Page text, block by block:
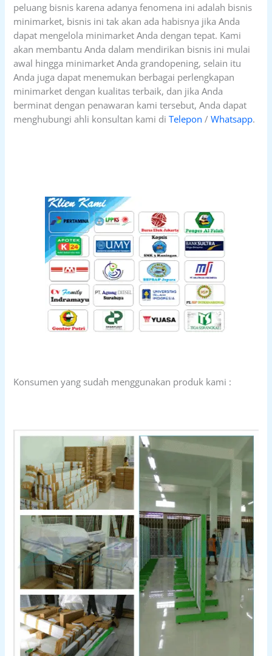
peluang bisnis karena adanya fenomena ini adalah bisnis
minimarket, bisnis ini tak akan ada habisnya jika Anda
dapat mengelola minimarket Anda dengan tepat. Kami
akan membantu Anda dalam mendirikan bisnis ini mulai
awal hingga minimarket Anda grandopening, selain itu
Anda juga dapat menemukan berbagai perlengkapan
minimarket dengan kualitas terbaik, dan jika Anda
berminat dengan penawaran kami tersebut, Anda dapat
menghubungi ahli konsultan kami diTelepon /Whatsapp.
Konsumen yang sudah menggunakan produk kami :